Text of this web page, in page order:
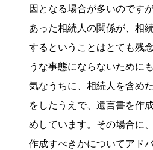
因となる場合が多いのです
あった相続人の関係が、相
するということはとても残
うな事態にならないために
気なうちに、相続人を含め
をしたうえで、遺言書を作
めしています。その場合に
作成すべきかについてアド